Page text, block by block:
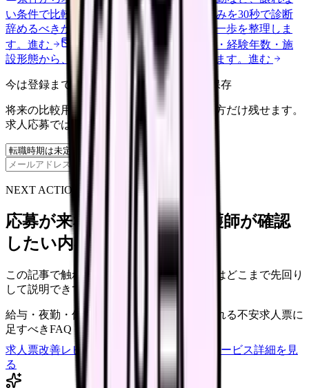
い条件で比較できます。 進む
職場の悩みを30秒で診断
辞めるべきか迷う前に、悩みの種類と次の一歩を整理しま
す。 進む 給料コンパスで比較する
地域・経験年数・施
設形態から、今の給料の現在地を確認できます。 進む
今は登録までしない人向け: 希望条件だけ保存
将来の比較用に、転職時期と気になる働き方だけ残せます。
求人応募ではありません。
NEXT ACTION FOR CLINICS
応募が来ない求人票を、看護師が確認
したい内容に直せます
この記事で触れた不安を、自院の求人票ではどこまで先回り
して説明できていますか？
給与・夜勤・休日の見せ方 応募前に離脱される不安求人票に
足すべきFAQ
求人票改善レビューの見積もりを依頼
サービス詳細を見
る